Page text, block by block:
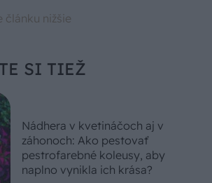
SI TIEŽ
Nádhera v kvetináčoch aj v
záhonoch: Ako pestovať
pestrofarebné koleusy, aby
naplno vynikla ich krása?